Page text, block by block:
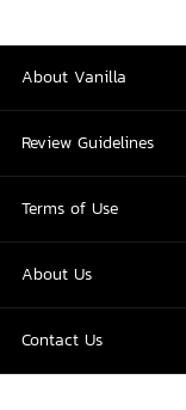
About Vanilla
Review Guidelines
Terms of Use
About Us
Contact Us